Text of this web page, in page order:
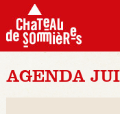
AGENDA